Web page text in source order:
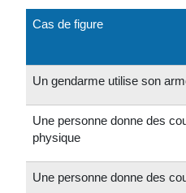
Cas de figure
Un gendarme utilise son
Une personne donne des
physique
Une personne donne des